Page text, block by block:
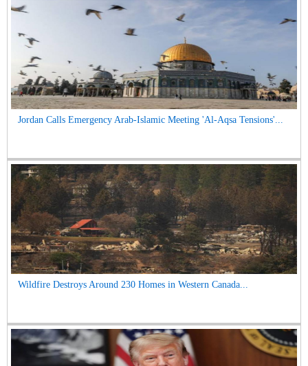
Jordan Calls Emergency Arab-Islamic Meeting 'Al-Aqsa Tensions'...
Wildfire Destroys Around 230 Homes in Western Canada...